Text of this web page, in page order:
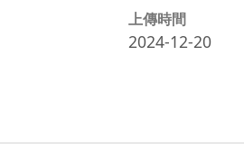
上傳時間
2024-12-20